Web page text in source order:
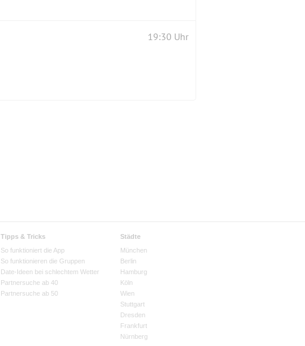
19:30 Uhr
Tipps & Tricks
So funktioniert die App
So funktionieren die Gruppen
Date-Ideen bei schlechtem Wetter
Partnersuche ab 40
Partnersuche ab 50
Städte
München
Berlin
Hamburg
Köln
Wien
Stuttgart
Dresden
Frankfurt
Nürnberg